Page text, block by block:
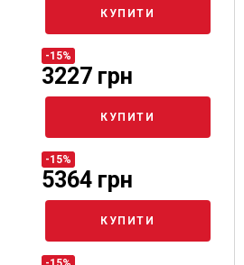
КУПИТИ
-15%
3227 грн
КУПИТИ
-15%
5364 грн
КУПИТИ